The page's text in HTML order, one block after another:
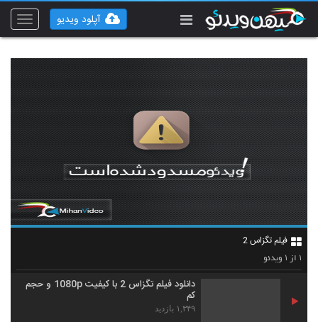
Toggle
آپلود ویدیو
فیلم تگزاس 2
۱ از ۱ ویدئو
دانلود فیلم تگزاس 2 با کیفیت 1080p و حجم
کم
۱,۳۴۹ بازدید